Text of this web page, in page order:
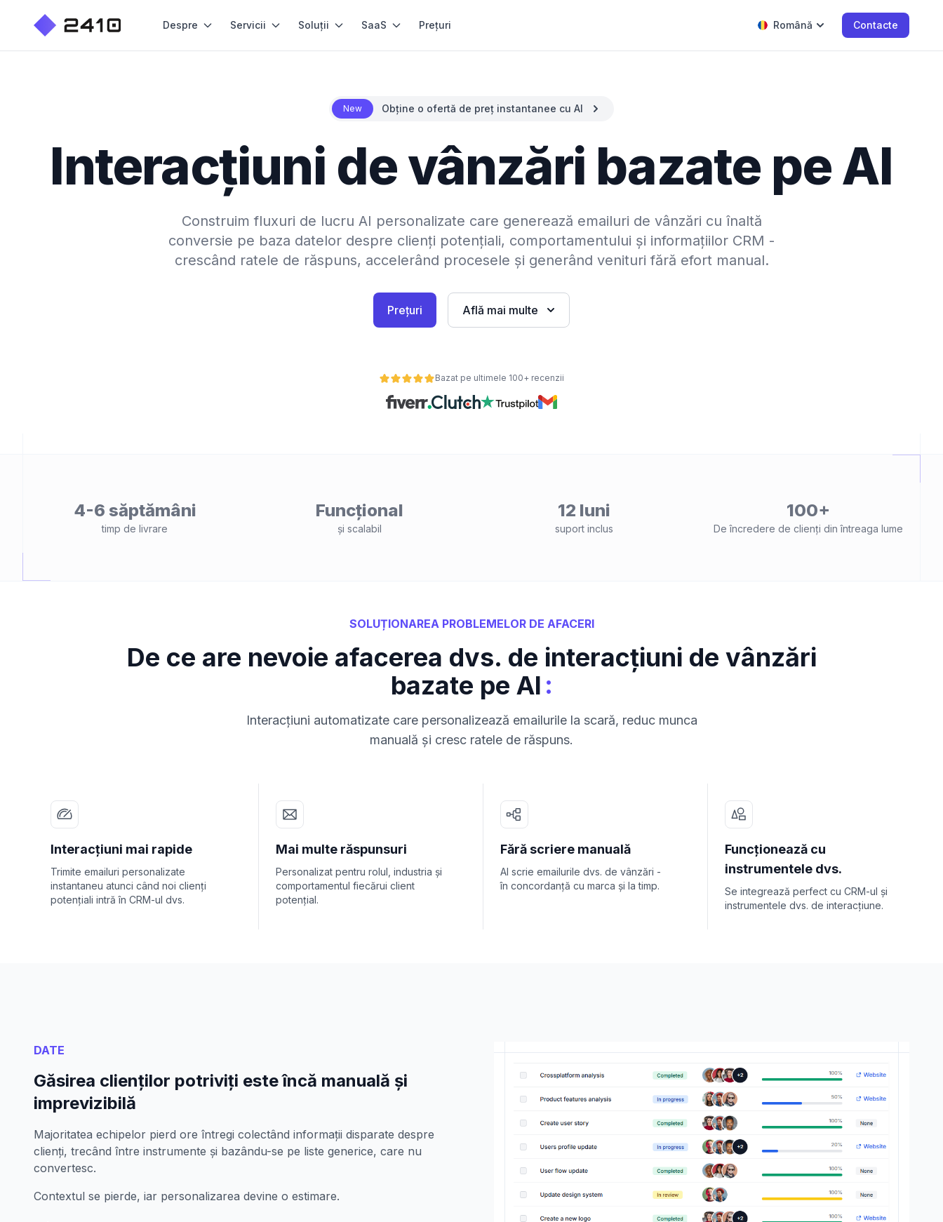
Despre Servicii Soluții SaaS Prețuri Română Contacte
New Obține o ofertă de preț instantanee cu AI
Interacțiuni de vânzări bazate pe AI
Construim fluxuri de lucru AI personalizate care generează emailuri de vânzări cu înaltă
conversie pe baza datelor despre clienți potențiali, comportamentului și informațiilor CRM -
crescând ratele de răspuns, accelerând procesele și generând venituri fără efort manual.
Prețuri Află mai multe
Bazat pe ultimele 100+ recenzii
4-6 săptămâni
timp de livrare
Funcțional
și scalabil
12 luni
suport inclus
100+
De încredere de clienți din întreaga lume
SOLUȚIONAREA PROBLEMELOR DE AFACERI
De ce are nevoie afacerea dvs. de interacțiuni de vânzări
bazate pe AI :
Interacțiuni automatizate care personalizează emailurile la scară, reduc munca
manuală și cresc ratele de răspuns.
Interacțiuni mai rapide
Trimite emailuri personalizate
instantaneu atunci când noi clienți
potențiali intră în CRM-ul dvs.
Mai multe răspunsuri
Personalizat pentru rolul, industria și
comportamentul fiecărui client
potențial.
Fără scriere manuală
AI scrie emailurile dvs. de vânzări -
în concordanță cu marca și la timp.
Funcționează cu
instrumentele dvs.
Se integrează perfect cu CRM-ul și
instrumentele dvs. de interacțiune.
DATE
Găsirea clienților potriviți este încă manuală și
imprevizibilă
Majoritatea echipelor pierd ore întregi colectând informații disparate despre
clienți, trecând între instrumente și bazându-se pe liste generice, care nu
convertesc.
Contextul se pierde, iar personalizarea devine o estimare.